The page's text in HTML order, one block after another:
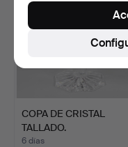
COPA DE CRISTAL
TALLADO.
6 días